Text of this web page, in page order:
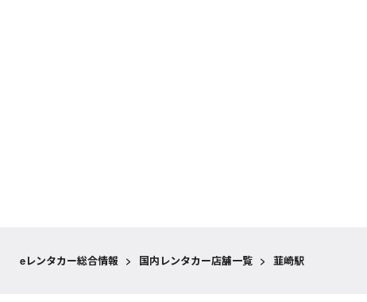
eレンタカー総合情報 > 国内レンタカー店舗一覧 > 韮崎駅